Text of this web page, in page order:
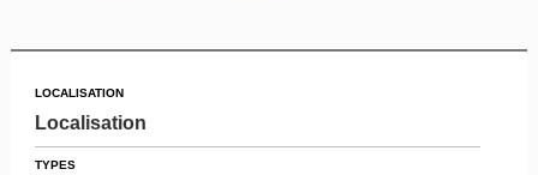
LOCALISATION
Localisation
TYPES